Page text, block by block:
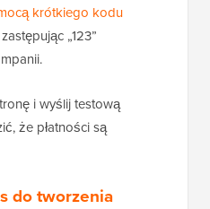
krótkiego kodu
„123”
i wyślij testową
że płatności są
do tworzenia